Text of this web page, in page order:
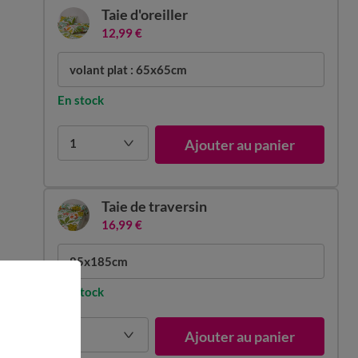
volant plat : 65x65cm
En stock
1 Ajouter au panier
Taie d'oreiller
12,99 €
85x185cm
En stock
Ajouter au panier
Taie de traversin
16,99 €